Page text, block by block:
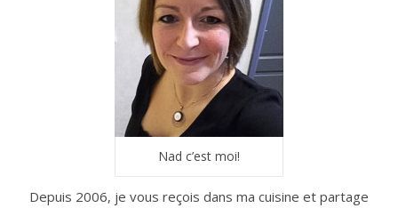
Nad c’est moi!
Depuis 2006, je vous reçois dans ma cuisine et partage